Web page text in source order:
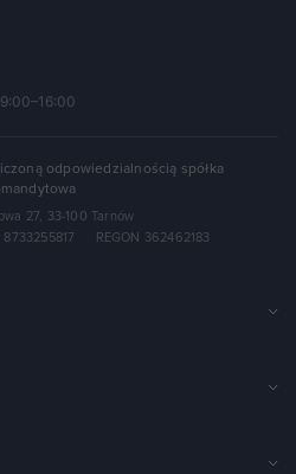
odpowiedzialnością spółka
27, 33-100 Tarnów
8733255817 REGON 362462183